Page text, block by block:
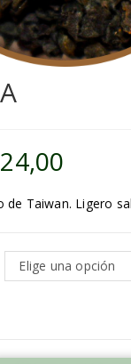
24,00
de Taiwan. Ligero
Elige una opción